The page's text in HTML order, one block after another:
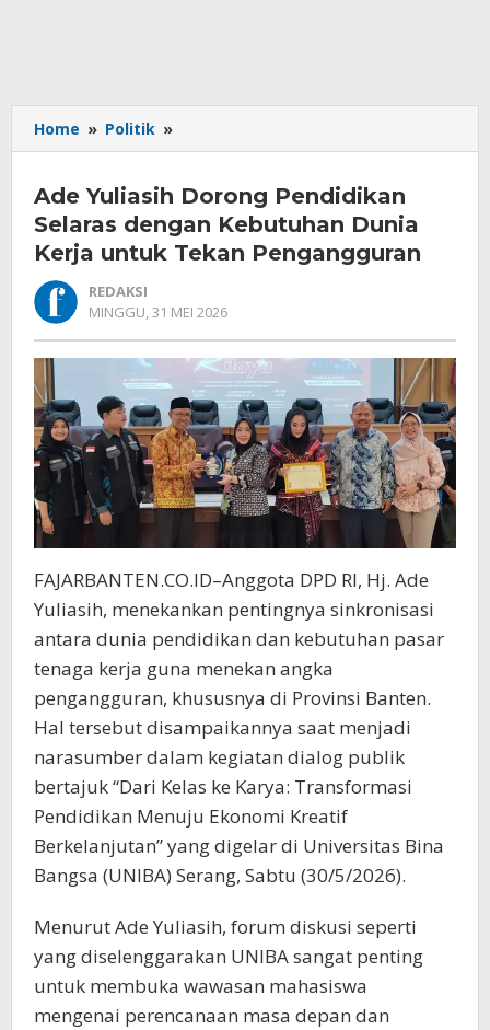
Home » Politik »
Yuliasih
Pendidikan
Selaras
dengan
Kebutuhan
Kerja
untuk
Tekan
Pengangguran
Ade Yuliasih Dorong Pendidikan
Selaras dengan Kebutuhan Dunia
Kerja untuk Tekan Pengangguran
REDAKSI
MINGGU, 31 MEI 2026
FAJARBANTEN.CO.ID–Anggota DPD RI, Hj. Ade
Yuliasih, menekankan pentingnya sinkronisasi
antara dunia pendidikan dan kebutuhan pasar
tenaga kerja guna menekan angka
pengangguran, khususnya di Provinsi Banten.
Hal tersebut disampaikannya saat menjadi
narasumber dalam kegiatan dialog publik
bertajuk “Dari Kelas ke Karya: Transformasi
Pendidikan Menuju Ekonomi Kreatif
Berkelanjutan” yang digelar di Universitas Bina
Bangsa (UNIBA) Serang, Sabtu (30/5/2026).
Menurut Ade Yuliasih, forum diskusi seperti
yang diselenggarakan UNIBA sangat penting
untuk membuka wawasan mahasiswa
mengenai perencanaan masa depan dan